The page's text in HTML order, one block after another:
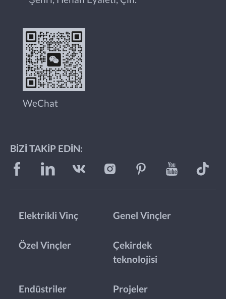
WeChat
BIZI TAKIP EDIN:
Elektrikli Vinç Genel Vinçler
Özel Vinçler
Çekirdek
teknolojisi
Endüstriler Projeler